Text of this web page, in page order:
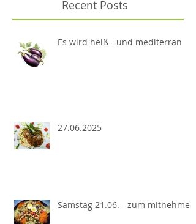
Recent Posts
Es wird heiß - und mediterran
27.06.2025
Samstag 21.06. - zum mitnehmen